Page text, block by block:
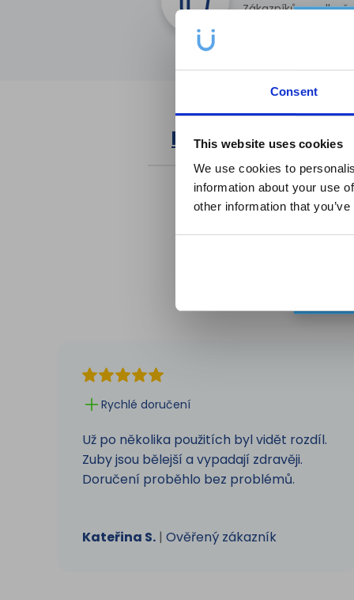
Consent
This website uses cookies
We use cookies to
information about your use
other information that
Zákazníků uvedlo,
Detail produktu
Rychlé doručení
Už po několika použitích byl vidět rozdíl.
Zuby jsou bělejší a vypadají zdravěji.
Doručení proběhlo bez problémů.
Kateřina S. | Ověřený zákazník